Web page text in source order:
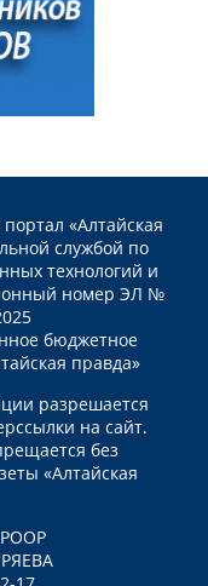
«Алтайская
службой по
технологий и
номер ЭЛ №
бюджетное
правда»
разрешается
на сайт.
без
«Алтайская
РООР